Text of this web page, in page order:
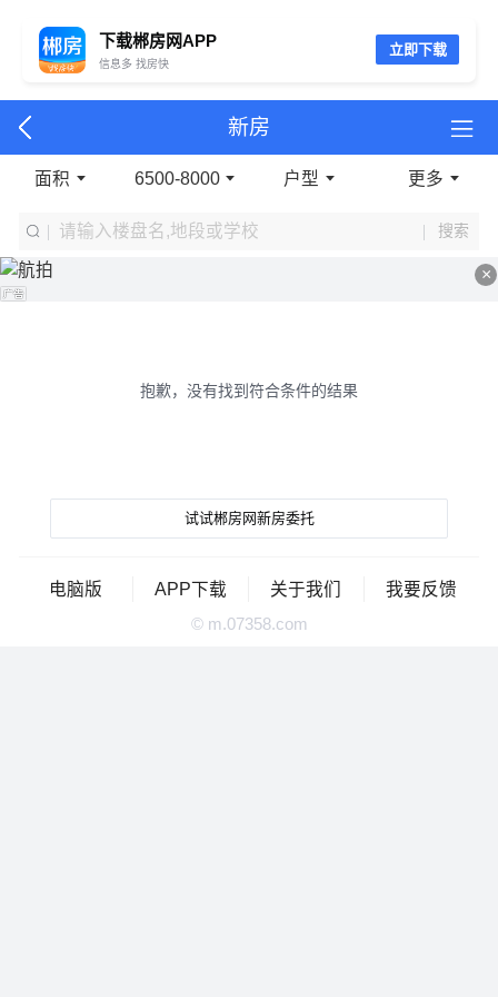
立即下载
下载郴房网APP
信息多 找房快
新房
面积 6500-8000 户型 更多
搜索
×
抱歉，没有找到符合条件的结果
试试郴房网新房委托
电脑版 APP下载 关于我们 我要反馈
© m.07358.com